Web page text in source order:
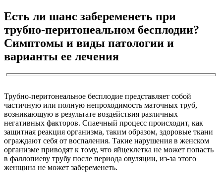
Есть ли шанс забеременеть при
трубно-перитонеальном бесплодии?
Симптомы и виды патологии и
варианты ее лечения
Трубно-перитонеальное бесплодие представляет собой
частичную или полную непроходимость маточных труб,
возникающую в результате воздействия различных
негативных факторов. Спаечный процесс происходит, как
защитная реакция организма, таким образом, здоровые ткани
ограждают себя от воспаления. Такие нарушения в женском
организме приводят к тому, что яйцеклетка не может попасть
в фаллопиеву трубу после периода овуляции, из-за этого
женщина не может забеременеть.